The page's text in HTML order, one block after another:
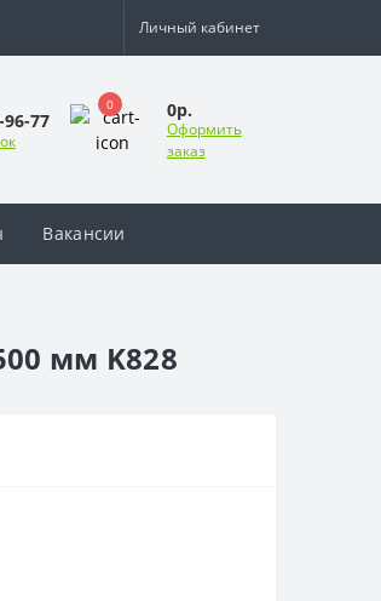
Личный кабинет
96-77
0 0р.
Оформить
заказ
Вакансии
мм K828